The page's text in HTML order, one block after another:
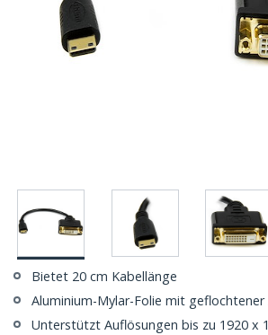
Bietet 20 cm Kabellänge
Aluminium-Mylar-Folie mit
Unterstützt Auflösungen bis zu 1920 x